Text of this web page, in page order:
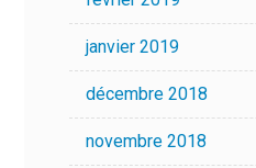
janvier 2019
décembre 2018
novembre 2018